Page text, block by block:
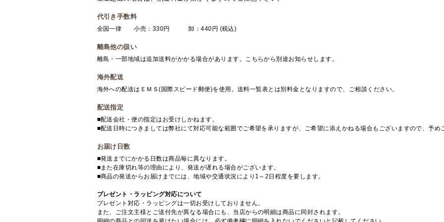
代引き手数料
全国一律 小売：330円 卸：440円 (税込)
離島他の扱い
離島・一部地域は追加送料がかかる場合があります。こちらから別途お知らせします。
海外配送
海外への配送はＥＭＳ(国際スピード郵便)を使用。送料一覧表とは別料金となりますので、ご相談ください。
配送指定
■配送会社・便の指定はお受けしかねます。
■配送日時につきましては弊社にて対応可能な範囲でご希望を承りますが、ご希望に添えかねる場合もございますので、予め
お届け日数
■発送までにかかる日数は商品毎に異なります。
■また在庫切れ等の理由により、発送が遅れる場合がございます。
■商品の発送からお届けまでには、地域や交通状況により1～2日程度を要します。
プレゼント・ラッピング対応について
プレゼント対応・ラッピングは一切お受けしておりません。
また、ご注文主様とご送付先が異なる場合にも、当店からの明細は商品に同封されます。